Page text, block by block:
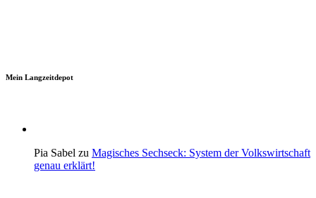
Mein Langzeitdepot
Pia Sabel zu Magisches Sechseck: System der Volkswirtschaft
genau erklärt!